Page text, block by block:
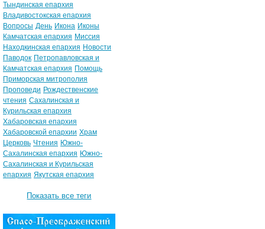
Тындинская епархия
Владивостокская епархия
Вопросы День Икона Иконы
Камчатская епархия Миссия
Находкинская епархия Новости
Паводок Петропавловская и
Камчатская епархия Помощь
Приморская митрополия
Проповеди Рождественские
чтения Сахалинская и
Курильская епархия
Хабаровская епархия
Хабаровской епархии Храм
Церковь Чтения Южно-
Сахалинская епархия Южно-
Сахалинская и Курильская
епархия Якутская епархия
Показать все теги